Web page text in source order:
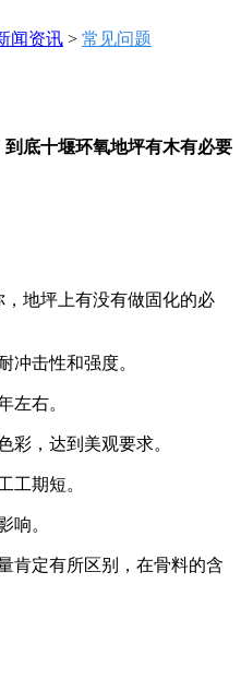
闻资讯 > 常见问题
底十堰环氧地坪有木有必要
地坪上有没有做固化的必
冲击性和强度。
左右。
彩，达到美观要求。
工期短。
响。
肯定有所区别，在骨料的含